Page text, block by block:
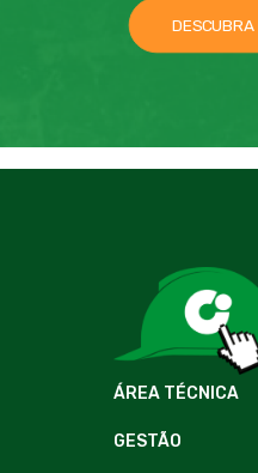
ÁREA TÉCNICA
GESTÃO